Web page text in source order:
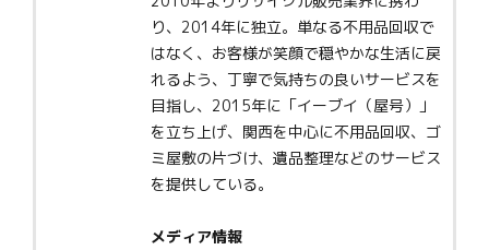
り、2014年に独立。単なる不用品回収で
はなく、お客様が笑顔で穏やかな生活に戻
れるよう、丁寧で気持ちの良いサービスを
目指し、2015年に「イーブイ（屋号）」
を立ち上げ、関西を中心に不用品回収、ゴ
ミ屋敷の片づけ、遺品整理などのサービス
を提供している。
メディア情報